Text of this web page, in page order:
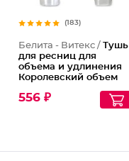
(183)
Белита - Витекс /Тушь
для ресниц для
объема и удлинения
Королевский объем
556 ₽